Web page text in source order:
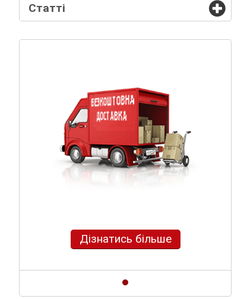
Статті
Дізнатись більше